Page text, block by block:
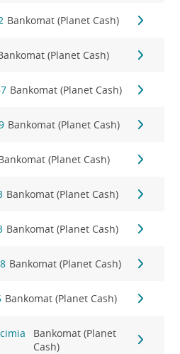
Bankomat (Planet Cash)
(Planet Cash)
Bankomat (Planet Cash)
Bankomat (Planet Cash)
(Planet Cash)
Bankomat (Planet Cash)
Bankomat (Planet Cash)
Bankomat (Planet Cash)
Bankomat (Planet Cash)
Bankomat (Planet
Cash)